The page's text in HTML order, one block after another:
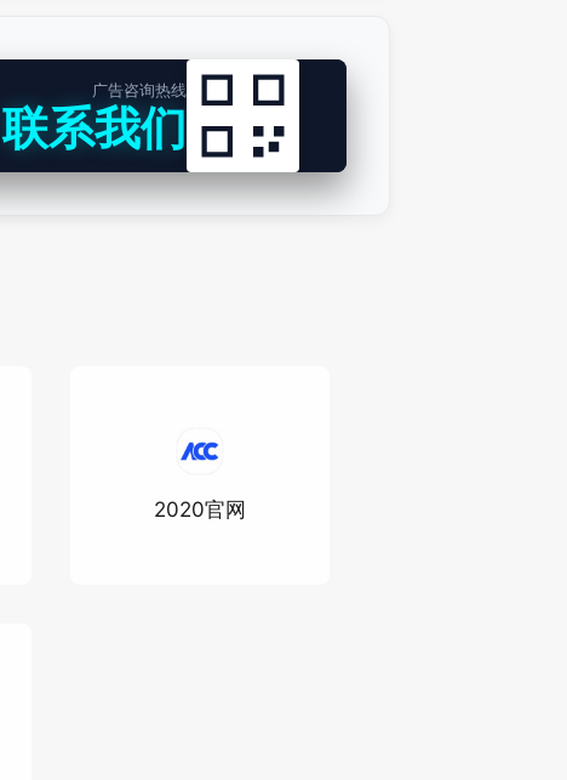
广告咨询热线
联系我们
2020官网